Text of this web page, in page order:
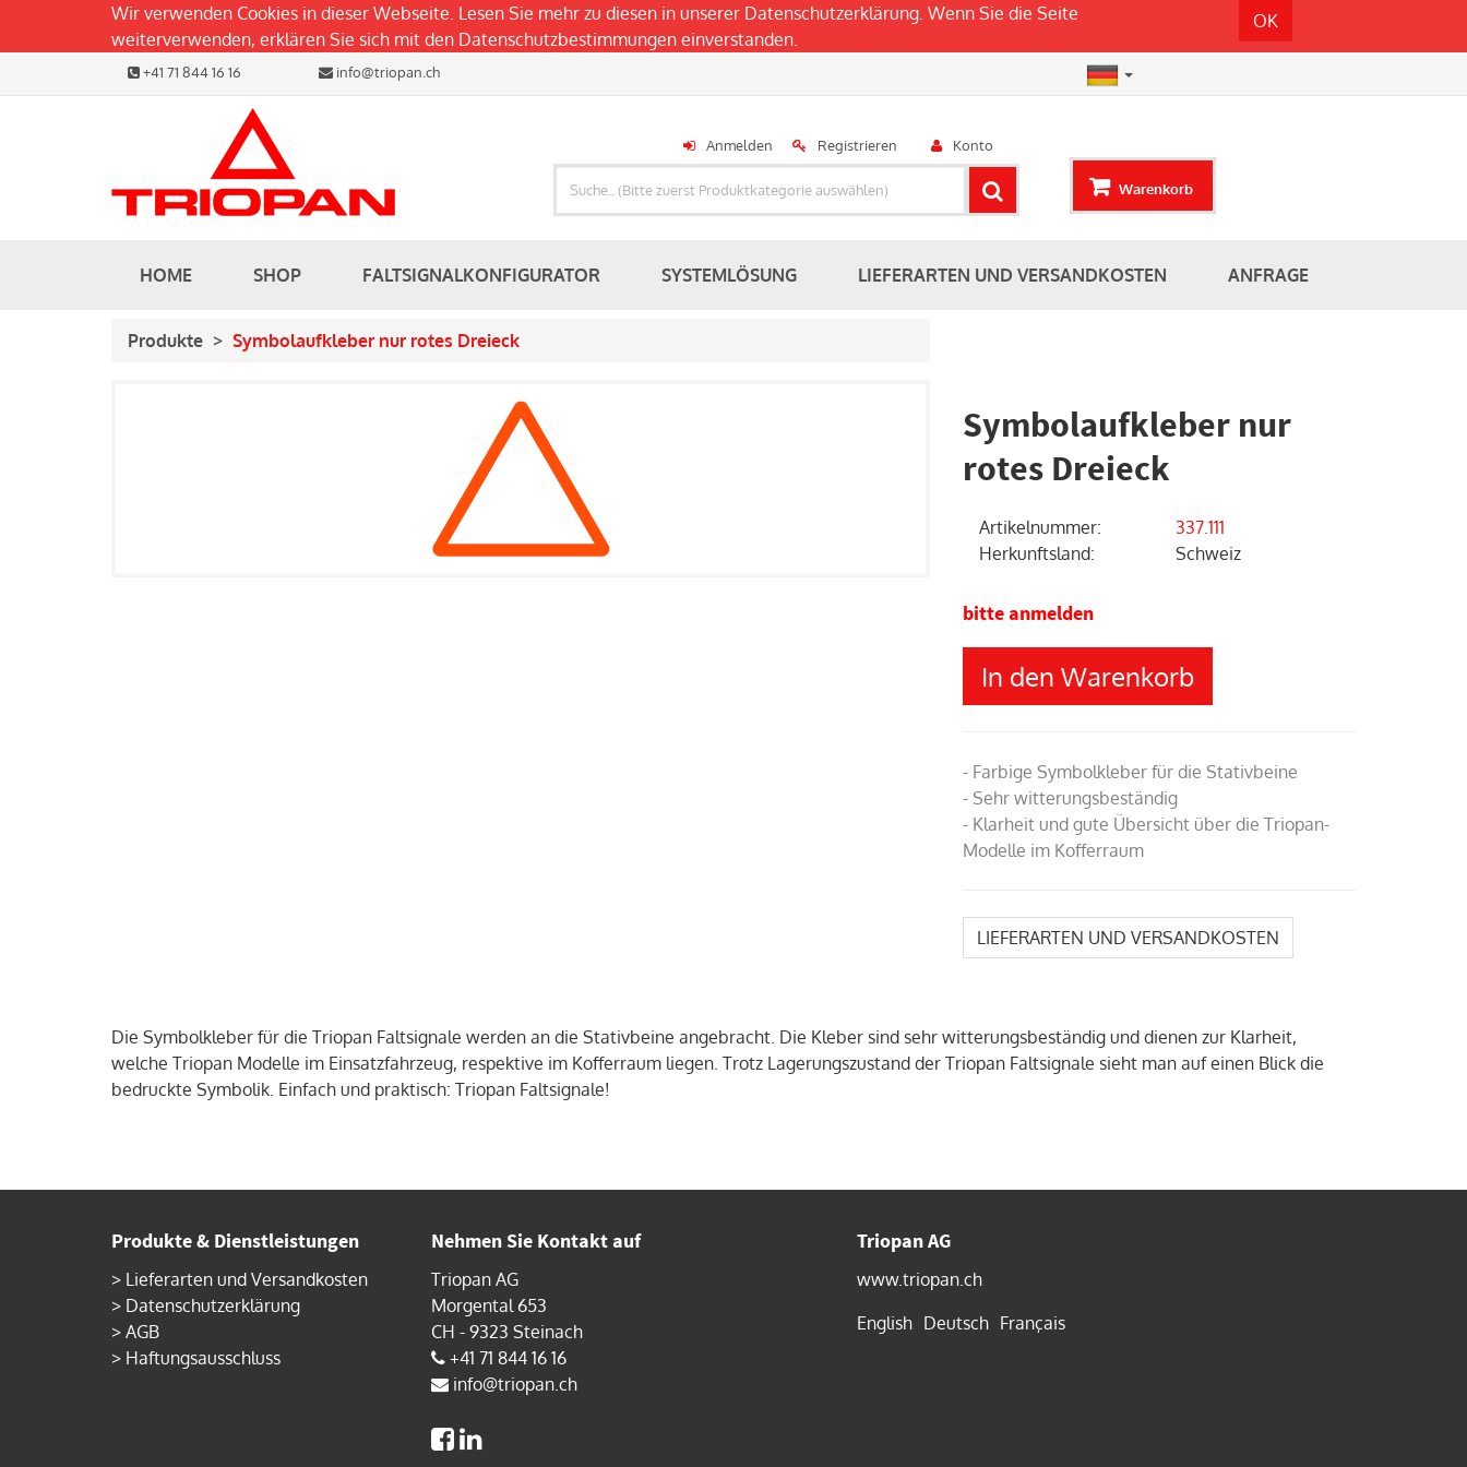
Wir verwenden Cookies in dieser Webseite. Lesen Sie mehr zu diesen in unserer Datenschutzerklärung. Wenn Sie die Seite
weiterverwenden, erklären Sie sich mit den Datenschutzbestimmungen einverstanden.
OK
+41 71 844 16 16 info@triopan.ch
Anmelden Registrieren Konto
Warenkorb
HOME SHOP FALTSIGNALKONFIGURATOR SYSTEMLÖSUNG LIEFERARTEN UND VERSANDKOSTEN ANFRAGE
Produkte Symbolaufkleber nur rotes Dreieck
Symbolaufkleber nur
rotes Dreieck
Artikelnummer:
337.111
Herkunftsland: Schweiz
bitte anmelden
In den Warenkorb
- Farbige Symbolkleber für die Stativbeine
- Sehr witterungsbeständig
- Klarheit und gute Übersicht über die Triopan-
Modelle im Kofferraum
LIEFERARTEN UND VERSANDKOSTEN
Die Symbolkleber für die Triopan Faltsignale werden an die Stativbeine angebracht. Die Kleber sind sehr witterungsbeständig und dienen zur Klarheit,
welche Triopan Modelle im Einsatzfahrzeug, respektive im Kofferraum liegen. Trotz Lagerungszustand der Triopan Faltsignale sieht man auf einen Blick die
bedruckte Symbolik. Einfach und praktisch: Triopan Faltsignale!
Produkte & Dienstleistungen
> Lieferarten und Versandkosten
> Datenschutzerklärung
> AGB
> Haftungsausschluss
Nehmen Sie Kontakt auf
Triopan AG
Morgental 653
CH - 9323 Steinach
+41 71 844 16 16
info@triopan.ch
Triopan AG
www.triopan.ch
English Deutsch Français